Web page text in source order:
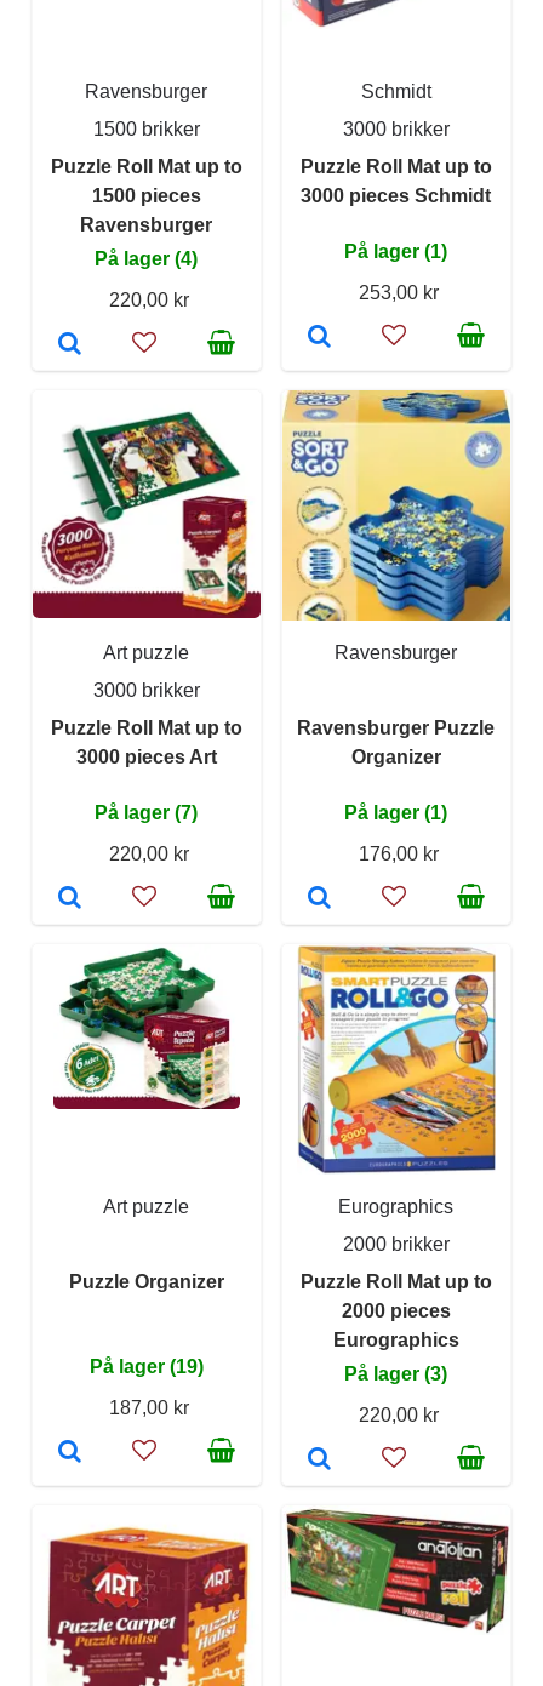
Ravensburger
1500 brikker
Puzzle Roll Mat up to
1500 pieces
Ravensburger
På lager (4)
220,00 kr
Schmidt
3000 brikker
Puzzle Roll Mat up to
3000 pieces Schmidt
På lager (1)
253,00 kr
Art puzzle
3000 brikker
Puzzle Roll Mat up to
3000 pieces Art
På lager (7)
220,00 kr
Ravensburger
Ravensburger Puzzle
Organizer
På lager (1)
176,00 kr
Art puzzle
Puzzle Organizer
På lager (19)
187,00 kr
Eurographics
2000 brikker
Puzzle Roll Mat up to
2000 pieces
Eurographics
På lager (3)
220,00 kr